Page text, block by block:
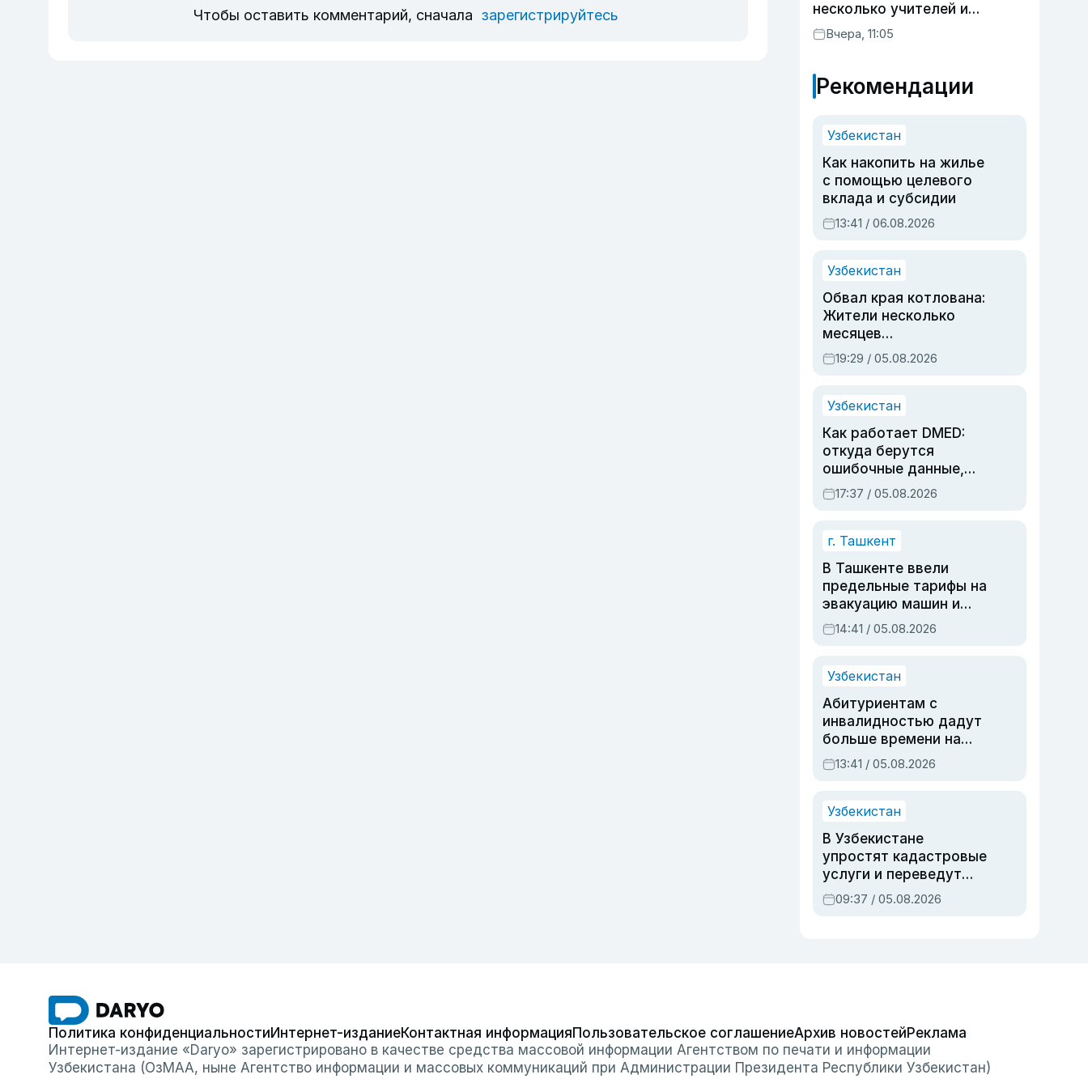
Чтобы оставить комментарий, сначала зарегистрируйтесь
несколько учителей и
учащихся
Вчера, 11:05
Рекомендации
Узбекистан
Как накопить на жилье
с помощью целевого
вклада и субсидии
13:41 / 06.08.2026
Узбекистан
Обвал края котлована:
Жители несколько
месяцев
предупреждали об
опасности, но стройка
19:29 / 05.08.2026
Узбекистан
Как работает DMED:
откуда берутся
ошибочные данные,
дубли аккаунтов и
очереди по онлайн-
17:37 / 05.08.2026
г. Ташкент
В Ташкенте ввели
предельные тарифы на
эвакуацию машин и
штрафстоянки
14:41 / 05.08.2026
Узбекистан
Абитуриентам с
инвалидностью дадут
больше времени на
вступительных
экзаменах
13:41 / 05.08.2026
Узбекистан
В Узбекистане
упростят кадастровые
услуги и переведут
регистрацию
недвижимости в
09:37 / 05.08.2026
Политика конфиденциальностиИнтернет-изданиеКонтактная информацияПользовательское соглашениеАрхив новостейРеклама
Интернет-издание «Daryo» зарегистрировано в качестве средства массовой информации Агентством по печати и информации
Узбекистана (ОзМАА, ныне Агентство информации и массовых коммуникаций при Администрации Президента Республики Узбекистан)